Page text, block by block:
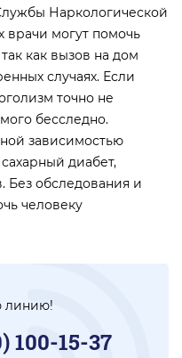
Наркологической
могут помочь
как вызов на дом
случаях. Если
точно не
бесследно.
зависимостью
диабет,
Без обследования и
человеку
линию!
100-15-37